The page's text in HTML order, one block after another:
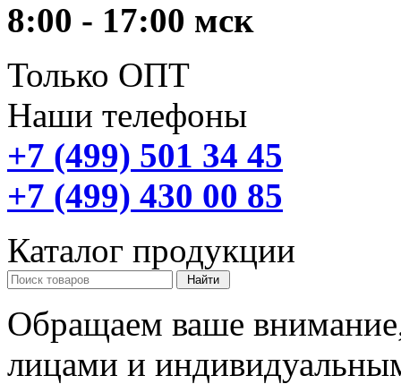
8:00 - 17:00 мск
Только ОПТ
Наши телефоны
+7 (499) 501 34 45
+7 (499) 430 00 85
Каталог продукции
Обращаем ваше
лицами и